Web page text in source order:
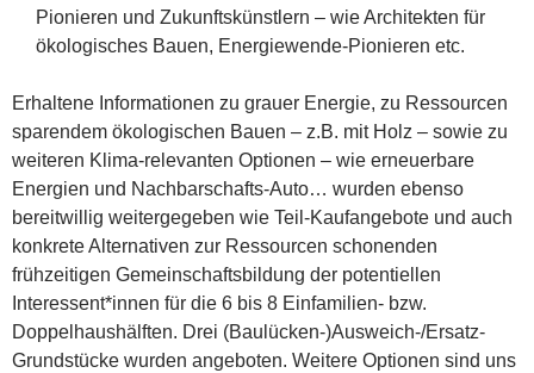
Pionieren und Zukunftskünstlern – wie Architekten für
ökologisches Bauen, Energiewende-Pionieren etc.
Erhaltene Informationen zu grauer Energie, zu Ressourcen
sparendem ökologischen Bauen – z.B. mit Holz – sowie zu
weiteren Klima-relevanten Optionen – wie erneuerbare
Energien und Nachbarschafts-Auto… wurden ebenso
bereitwillig weitergegeben wie Teil-Kaufangebote und auch
konkrete Alternativen zur Ressourcen schonenden
frühzeitigen Gemeinschaftsbildung der potentiellen
Interessent*innen für die 6 bis 8 Einfamilien- bzw.
Doppelhaushälften. Drei (Baulücken-)Ausweich-/Ersatz-
Grundstücke wurden angeboten. Weitere Optionen sind uns